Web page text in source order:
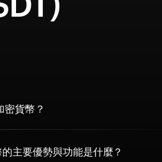
貨幣？
主要優勢與功能是什麼？